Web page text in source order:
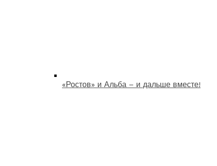
«Ростов» и Альба – и дальше вместе!